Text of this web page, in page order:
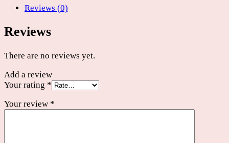
ПНД
х
quantity
Reviews (0)
Reviews
There are no reviews yet.
Add a review
Your rating *
Your review *